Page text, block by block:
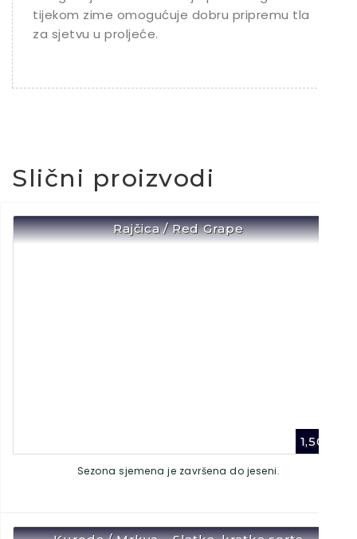
tijekom zime omogućuje dobru pripremu tla
za sjetvu u proljeće.
Slični proizvodi
Rajčica / Red Grape
1,50
Sezona sjemena je završena do jeseni.